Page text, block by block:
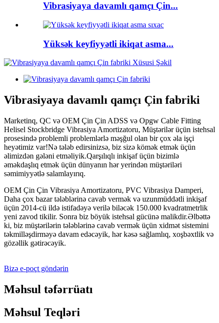
Vibrasiyaya davamlı qamçı Çin...
Yüksək keyfiyyətli ikiqat asma...
Vibrasiyaya davamlı qamçı Çin fabriki
Marketinq, QC və OEM Çin Çin ADSS və Opgw Cable Fitting
Helisel Stockbridge Vibrasiya Amortizatoru, Müştərilər üçün istehsal
prosesində problemli problemlərlə məşğul olan bir çox əla işçi
heyətimiz var!Nə tələb edirsinizsə, biz sizə kömək etmək üçün
əlimizdən gələni etməliyik.Qarşılıqlı inkişaf üçün bizimlə
əməkdaşlıq etmək üçün dünyanın hər yerindən müştəriləri
səmimiyyətlə salamlayırıq.
OEM Çin Çin Vibrasiya Amortizatoru, PVC Vibrasiya Damperi,
Daha çox bazar tələblərinə cavab vermək və uzunmüddətli inkişaf
üçün 2014-cü ildə istifadəyə verilə biləcək 150.000 kvadratmetrlik
yeni zavod tikilir. Sonra biz böyük istehsal gücünə malikdir.Əlbəttə
ki, biz müştərilərin tələblərinə cavab vermək üçün xidmət sistemini
təkmilləşdirməyə davam edəcəyik, hər kəsə sağlamlıq, xoşbəxtlik və
gözəllik gətirəcəyik.
Bizə e-poçt göndərin
Məhsul təfərrüatı
Məhsul Teqləri